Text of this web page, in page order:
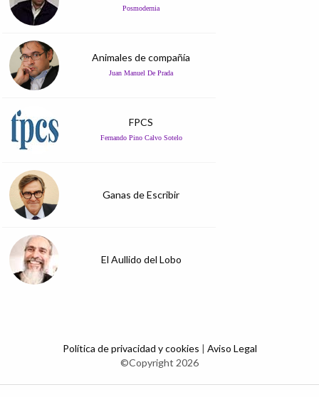
Posmodernia
Animales de compañía
Juan Manuel De Prada
FPCS
Fernando Pino Calvo Sotelo
Ganas de Escribir
El Aullido del Lobo
Política de privacidad y cookies | Aviso Legal
©Copyright 2026